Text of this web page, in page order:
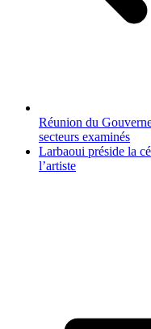
Réunion du
secteurs examinés
Larbaoui préside la
l’artiste